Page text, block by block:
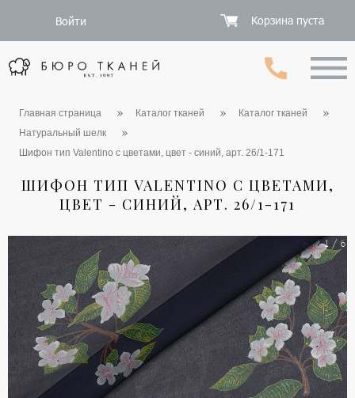
Войти Корзина пуста
Главная страница Каталог тканей
Каталог тканей
Натуральный шелк
Шифон тип Valentino с цветами, цвет - синий, арт. 26/1-171
ШИФОН ТИП VALENTINO С ЦВЕТАМИ,
ЦВЕТ - СИНИЙ, АРТ. 26/1-171
1 / 6